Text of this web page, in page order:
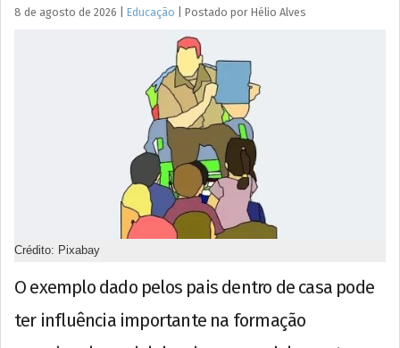
8 de agosto de 2026 Educação Postado por Hélio Alves
Crédito: Pixabay
O exemplo dado pelos pais dentro de casa pode
ter influência importante na formação